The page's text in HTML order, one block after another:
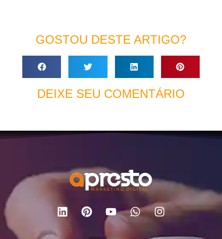
GOSTOU DESTE ARTIGO?
DEIXE SEU COMENTÁRIO